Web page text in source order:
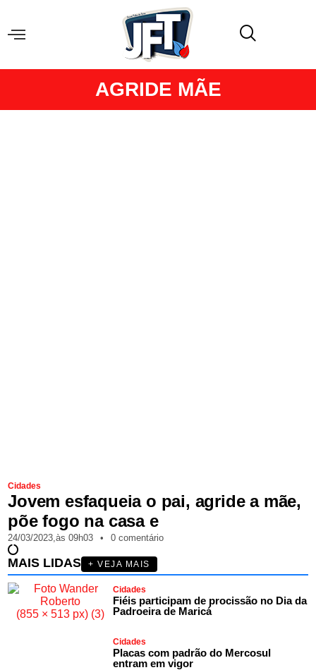
AGRIDE MÃE
Cidades
Jovem esfaqueia o pai, agride a mãe,
põe fogo na casa e
24/03/2023,às 09h03 • 0 comentário
MAIS LIDAS + VEJA MAIS
Cidades
Fiéis participam de procissão no Dia da
Padroeira de Maricá
Cidades
Placas com padrão do Mercosul
entram em vigor